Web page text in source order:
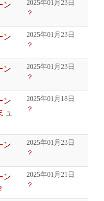
ン
2025年01月23日
？
ン
2025年01月23日
？
ン
2025年01月23日
？
ン
ュ
2025年01月18日
？
ン
2025年01月23日
？
ン
2025年01月21日
？